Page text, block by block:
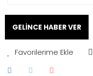
GELİNCE HABER VER